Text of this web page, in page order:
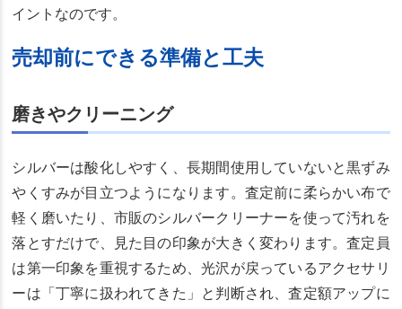
イントなのです。
売却前にできる準備と工夫
磨きやクリーニング
シルバーは酸化しやすく、長期間使用していないと黒ずみ
やくすみが目立つようになります。査定前に柔らかい布で
軽く磨いたり、市販のシルバークリーナーを使って汚れを
落とすだけで、見た目の印象が大きく変わります。査定員
は第一印象を重視するため、光沢が戻っているアクセサリ
ーは「丁寧に扱われてきた」と判断され、査定額アップに